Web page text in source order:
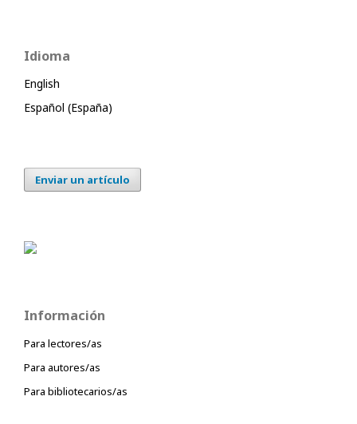
Idioma
English
Español (España)
Enviar un artículo
Información
Para lectores/as
Para autores/as
Para bibliotecarios/as